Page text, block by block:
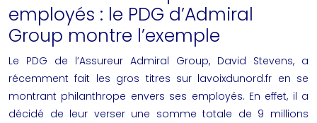
employés : le PDG d’Admiral
Group montre l’exemple
Le PDG de l’Assureur Admiral Group, David Stevens, a
récemment fait les gros titres sur lavoixdunord.fr en se
montrant philanthrope envers ses employés. En effet, il a
décidé de leur verser une somme totale de 9 millions